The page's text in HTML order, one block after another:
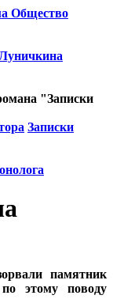
Общество
"Записки
Записки
памятник
этому поводу